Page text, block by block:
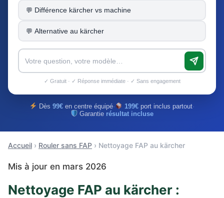
Différence kärcher vs machine
Alternative au kärcher
✓ Gratuit · ✓ Réponse immédiate · ✓ Sans engagement
Dès 99€ en centre équipé· 199€port inclus partout·
Garantie résultat incluse
Accueil › Rouler sans FAP › Nettoyage FAP au kärcher
Mis à jour en mars 2026
Nettoyage FAP au kärcher :